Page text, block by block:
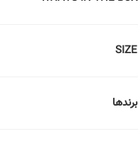
SIZE
برندها